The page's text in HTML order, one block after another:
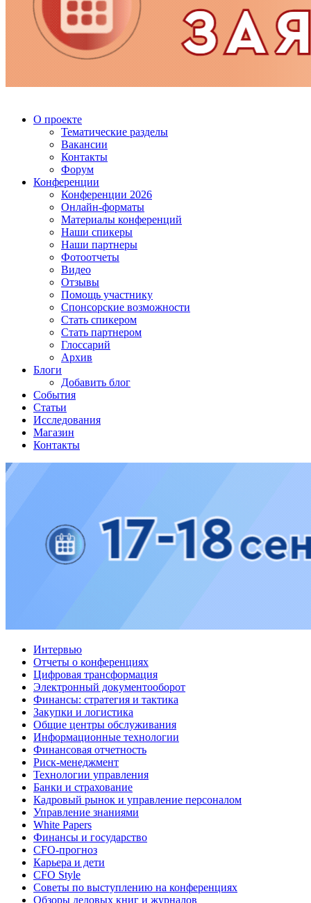
О проекте
Тематические разделы
Вакансии
Контакты
Форум
Конференции
Конференции 2026
Онлайн-форматы
Материалы конференций
Наши спикеры
Наши партнеры
Фотоотчеты
Видео
Отзывы
Помощь участнику
Спонсорские возможности
Стать спикером
Стать партнером
Глоссарий
Архив
Блоги
Добавить блог
События
Статьи
Исследования
Магазин
Контакты
Интервью
Отчеты о конференциях
Цифровая трансформация
Электронный документооборот
Финансы: стратегия и тактика
Закупки и логистика
Общие центры обслуживания
Информационные технологии
Финансовая отчетность
Риск-менеджмент
Технологии управления
Банки и страхование
Кадровый рынок и управление персоналом
Управление знаниями
White Papers
Финансы и государство
CFO-прогноз
Карьера и дети
CFO Style
Советы по выступлению на конференциях
Обзоры деловых книг и журналов